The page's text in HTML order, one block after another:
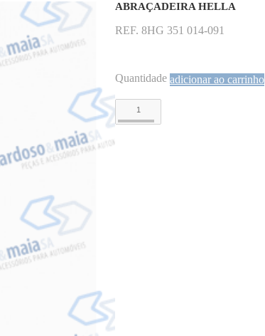
ABRAÇADEIRA HELLA
REF. 8HG 351 014-091
Quantidade adicionar ao carrinho